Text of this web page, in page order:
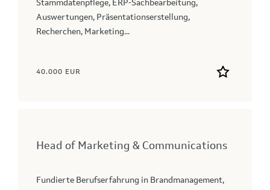
Stammdatenpflege, ERP-Sachbearbeitung,
Auswertungen, Präsentationserstellung,
Recherchen, Marketing...
40.000 EUR
Head of Marketing & Communications
Fundierte Berufserfahrung in Brandmanagement,